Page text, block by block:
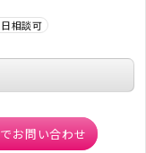
相談可
お問い合わせ